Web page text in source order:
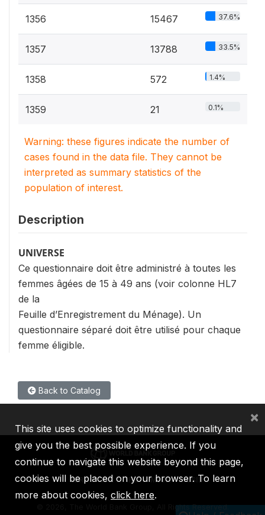
1356 15467 37.6%
1357 13788 33.5%
1358 572 1.4%
1359 21 0.1%
Warning: these figures indicate the number of
cases found in the data file. They cannot be
interpreted as summary statistics of the
population of interest.
Description
UNIVERSE
Ce questionnaire doit être administré à toutes les
femmes âgées de 15 à 49 ans (voir colonne HL7
de la
Feuille d’Enregistrement du Ménage). Un
questionnaire séparé doit être utilisé pour chaque
femme éligible.
Back to Catalog
IBRD IDA IFC MIGA ICSID
2026, The World Bank Group, All Rights Reserved.
This site uses cookies to optimize functionality and
give you the best possible experience. If you
continue to navigate this website beyond this page,
cookies will be placed on your browser. To learn
more about cookies, click here.
×